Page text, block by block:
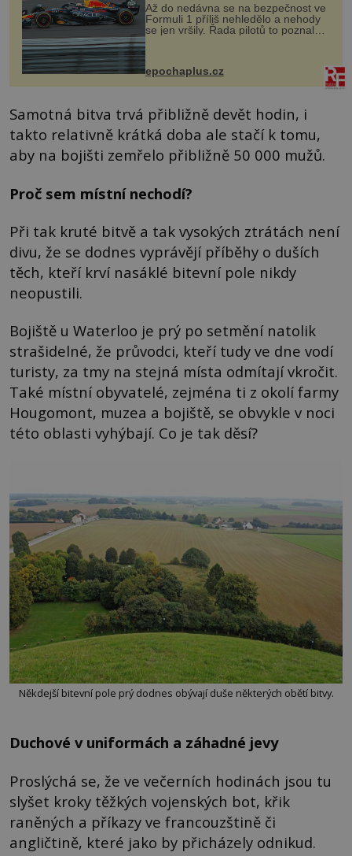
Až do nedávna se na bezpečnost ve
Formuli 1 příliš nehledělo a nehody
se jen vršily. Řada pilotů to poznala
na vlastní kůži, často s trvalými
následky nebo bohužel i ztrátou
života. Dnes nepochopiteln...
epochaplus.cz
Samotná bitva trvá přibližně devět hodin, i
takto relativně krátká doba ale stačí k tomu,
aby na bojišti zemřelo přibližně 50 000 mužů.
Proč sem místní nechodí?
Při tak kruté bitvě a tak vysokých ztrátách není
divu, že se dodnes vyprávějí příběhy o duších
těch, kteří krví nasáklé bitevní pole nikdy
neopustili.
Bojiště u Waterloo je prý po setmění natolik
strašidelné, že průvodci, kteří tudy ve dne vodí
turisty, za tmy na stejná místa odmítají vkročit.
Také místní obyvatelé, zejména ti z okolí farmy
Hougomont, muzea a bojiště, se obvykle v noci
této oblasti vyhýbají. Co je tak děsí?
Někdejší bitevní pole prý dodnes obývají duše některých obětí bitvy.
Duchové v uniformách a záhadné jevy
Proslýchá se, že ve večerních hodinách jsou tu
slyšet kroky těžkých vojenských bot, křik
raněných a příkazy ve francouzštině či
angličtině, které jako by přicházely odnikud.